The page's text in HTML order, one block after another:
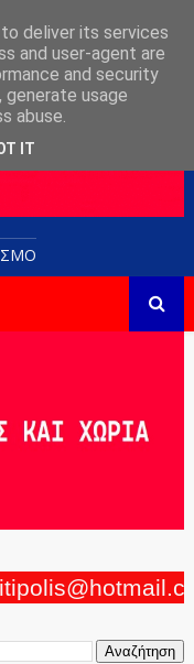
deliver its services
and user-agent are
and security
usage
abuse.
IT